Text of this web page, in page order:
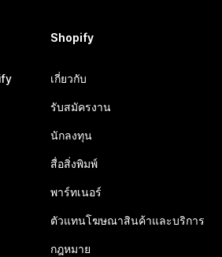
Shopify
เกี่ยวกับ
รับสมัครงาน
นักลงทุน
สื่อสิ่งพิมพ์
พาร์ทเนอร์
ตัวแทนโฆษณาสินค้าและบริการ
กฎหมาย